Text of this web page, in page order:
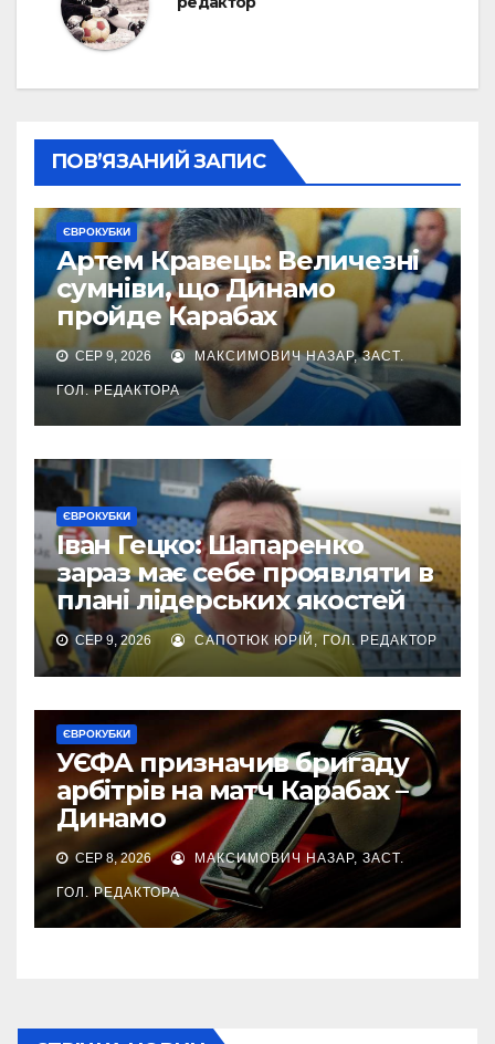
ПОВ’ЯЗАНИЙ ЗАПИС
ЄВРОКУБКИ
Артем Кравець: Величезні
сумніви, що Динамо
пройде Карабах
СЕР 9, 2026 МАКСИМОВИЧ НАЗАР, ЗАСТ.
ГОЛ. РЕДАКТОРА
ЄВРОКУБКИ
Іван Гецко: Шапаренко
зараз має себе проявляти в
плані лідерських якостей
СЕР 9, 2026 САПОТЮК ЮРІЙ, ГОЛ. РЕДАКТОР
ЄВРОКУБКИ
УЄФА призначив бригаду
арбітрів на матч Карабах –
Динамо
СЕР 8, 2026 МАКСИМОВИЧ НАЗАР, ЗАСТ.
ГОЛ. РЕДАКТОРА